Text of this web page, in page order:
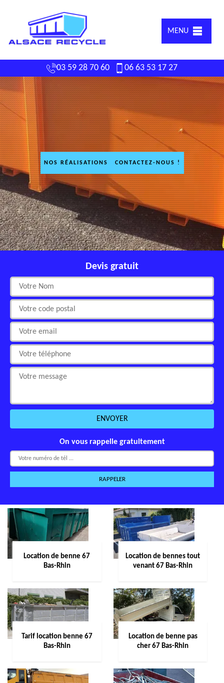
MENU
03 59 28 70 60 06 63 53 17 27
NOS RÉALISATIONS CONTACTEZ-NOUS !
Devis gratuit
On vous rappelle gratuitement
Location de benne 67
Bas-Rhin
Location de bennes tout
venant 67 Bas-Rhin
Tarif location benne 67
Bas-Rhin
Location de benne pas
cher 67 Bas-Rhin